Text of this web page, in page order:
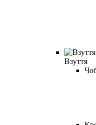
Взуття